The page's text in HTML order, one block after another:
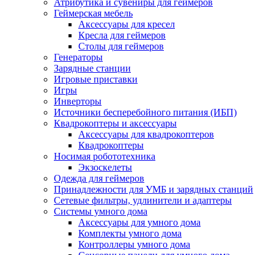
Атрибутика и сувениры для геймеров
Геймерская мебель
Аксессуары для кресел
Кресла для геймеров
Столы для геймеров
Генераторы
Зарядные станции
Игровые приставки
Игры
Инверторы
Источники бесперебойного питания (ИБП)
Квадрокоптеры и аксессуары
Аксессуары для квадрокоптеров
Квадрокоптеры
Носимая робототехника
Экзоскелеты
Одежда для геймеров
Принадлежности для УМБ и зарядных станций
Сетевые фильтры, удлинители и адаптеры
Системы умного дома
Аксессуары для умного дома
Комплекты умного дома
Контроллеры умного дома